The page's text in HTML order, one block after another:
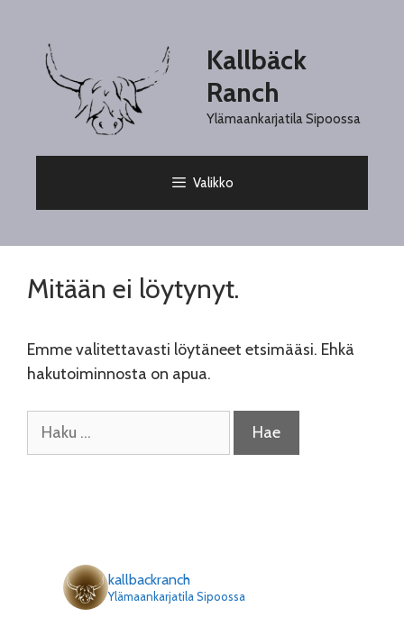
Kallbäck
Ranch
Ylämaankarjatila Sipoossa
Valikko
Mitään ei löytynyt.
Emme valitettavasti löytäneet etsimääsi. Ehkä
hakutoiminnosta on apua.
Haku:
kallbackranch
Ylämaankarjatila Sipoossa